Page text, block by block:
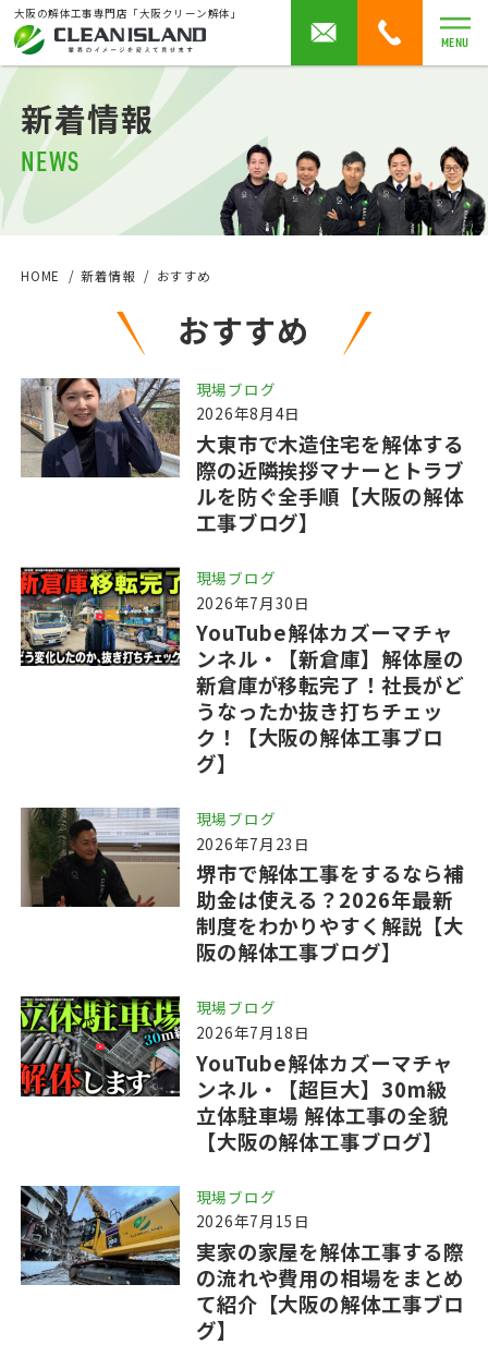
大阪の解体工事専門店「大阪クリーン解体」
MENU
新着情報
NEWS
HOME 新着情報 おすすめ
おすすめ
現場ブログ
2026年8月4日
大東市で木造住宅を解体する
際の近隣挨拶マナーとトラブ
ルを防ぐ全手順【大阪の解体
工事ブログ】
現場ブログ
2026年7月30日
YouTube解体カズーマチャ
ンネル・【新倉庫】解体屋の
新倉庫が移転完了！社長がど
うなったか抜き打ちチェッ
ク！【大阪の解体工事ブロ
グ】
現場ブログ
2026年7月23日
堺市で解体工事をするなら補
助金は使える？2026年最新
制度をわかりやすく解説【大
阪の解体工事ブログ】
現場ブログ
2026年7月18日
YouTube解体カズーマチャ
ンネル・【超巨大】30m級
立体駐車場 解体工事の全貌
【大阪の解体工事ブログ】
現場ブログ
2026年7月15日
実家の家屋を解体工事する際
の流れや費用の相場をまとめ
て紹介【大阪の解体工事ブロ
グ】